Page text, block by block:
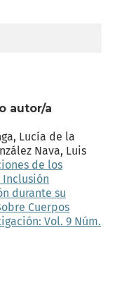
autor/a
Lucía de la
Nava, Luis
de los
durante su
Cuerpos
Vol. 9 Núm.